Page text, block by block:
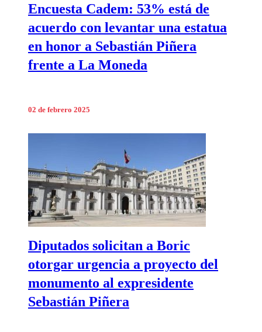
Encuesta Cadem: 53% está de
acuerdo con levantar una estatua
en honor a Sebastián Piñera
frente a La Moneda
02 de febrero 2025
Diputados solicitan a Boric
otorgar urgencia a proyecto del
monumento al expresidente
Sebastián Piñera